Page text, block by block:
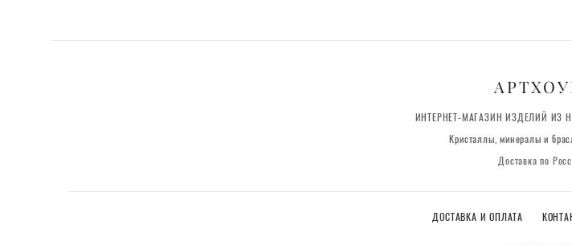
ИНТЕРНЕТ-МАГАЗИН ИЗДЕЛИЙ ИЗ
Кристаллы, минералы и
Доставка по
ДОСТАВКА И ОПЛАТА